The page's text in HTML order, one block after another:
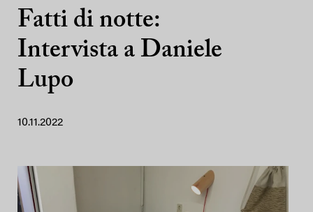
Fatti di notte:
Intervista a Daniele
Lupo
10.11.2022